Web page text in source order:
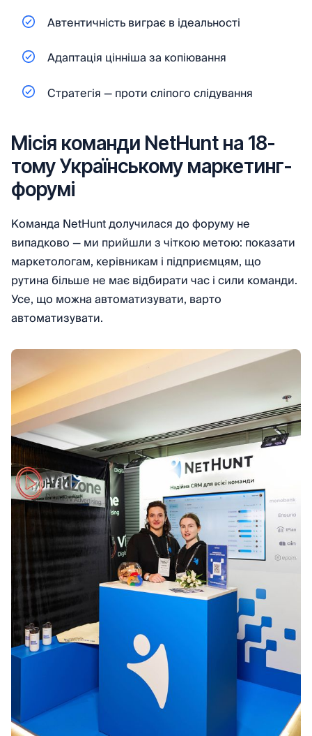
Автентичність виграє в ідеальності
Адаптація цінніша за копіювання
Стратегія — проти сліпого слідування
Місія команди NetHunt на 18-
тому Українському маркетинг-
форумі
Команда NetHunt долучилася до форуму не
випадково — ми прийшли з чіткою метою: показати
маркетологам, керівникам і підприємцям, що
рутина більше не має відбирати час і сили команди.
Усе, що можна автоматизувати, варто
автоматизувати.